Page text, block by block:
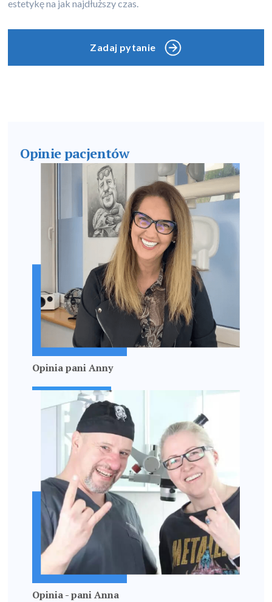
estetykę na jak najdłuższy czas.
Zadaj pytanie
Opinie pacjentów
Opinia pani Anny
Opinia - pani Anna